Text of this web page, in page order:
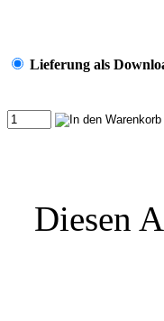
Lieferung als
Diesen